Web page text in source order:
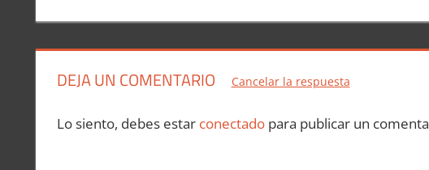
entradas
DEJA UN COMENTARIO Cancelar la respuesta
Lo siento, debes estar conectadopara publicar un